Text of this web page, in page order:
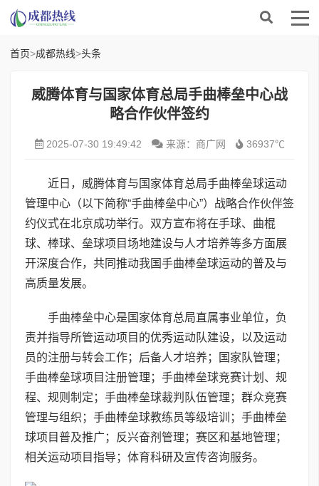
首页>成都热线>头条
威腾体育与国家体育总局手曲棒垒中心战
略合作伙伴签约
2025-07-30 19:49:42 来源：商广网 36937℃
近日，威腾体育与国家体育总局手曲棒垒球运动
管理中心（以下简称“手曲棒垒中心”）战略合作伙伴签
约仪式在北京成功举行。双方宣布将在手球、曲棍
球、棒球、垒球项目场地建设与人才培养等多方面展
开深度合作，共同推动我国手曲棒垒球运动的普及与
高质量发展。
手曲棒垒中心是国家体育总局直属事业单位，负
责并指导所管运动项目的优秀运动队建设，以及运动
员的注册与转会工作；后备人才培养；国家队管理；
手曲棒垒球项目注册管理；手曲棒垒球竞赛计划、规
程、规则制定；手曲棒垒球裁判队伍管理；群众竞赛
管理与组织；手曲棒垒球教练员等级培训；手曲棒垒
球项目普及推广；反兴奋剂管理；赛区和基地管理；
相关运动项目指导；体育科研及宣传咨询服务。